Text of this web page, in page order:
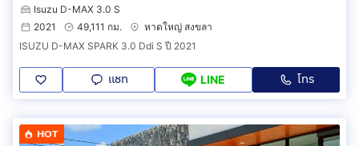
Isuzu D-MAX 3.0 S
2021
49,111 กม.
หาดใหญ่ สงขลา
ISUZU D-MAX SPARK 3.0 Ddi S ปี 2021
แชท LINE โทร
HOT